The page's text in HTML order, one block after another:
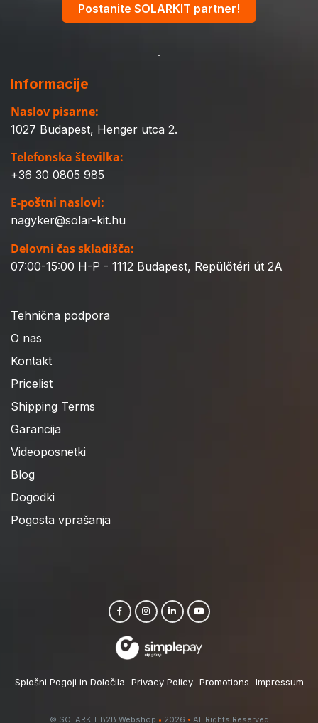
Postanite SOLARKIT partner!
Informacije
Naslov pisarne:
1027 Budapest, Henger utca 2.
Telefonska številka:
+36 30 0805 985
E-poštni naslovi:
nagyker@solar-kit.hu
Delovni čas skladišča:
07:00-15:00 H-P - 1112 Budapest, Repülőtéri út 2A
Tehnična podpora
O nas
Kontakt
Pricelist
Shipping Terms
Garancija
Videoposnetki
Blog
Dogodki
Pogosta vprašanja
Splošni Pogoji in Določila Privacy Policy Promotions Impressum
© SOLARKIT B2B Webshop • 2026 • All Rights Reserved